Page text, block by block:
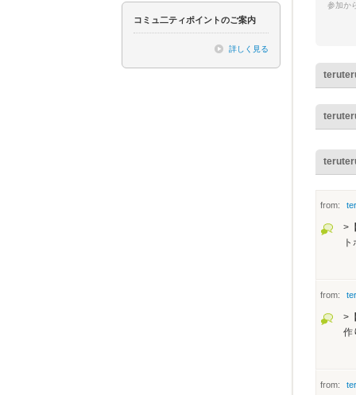
コミュ二ティポイントのご案内
詳しく見る
参加か
from:
>
from:
>
作
from: